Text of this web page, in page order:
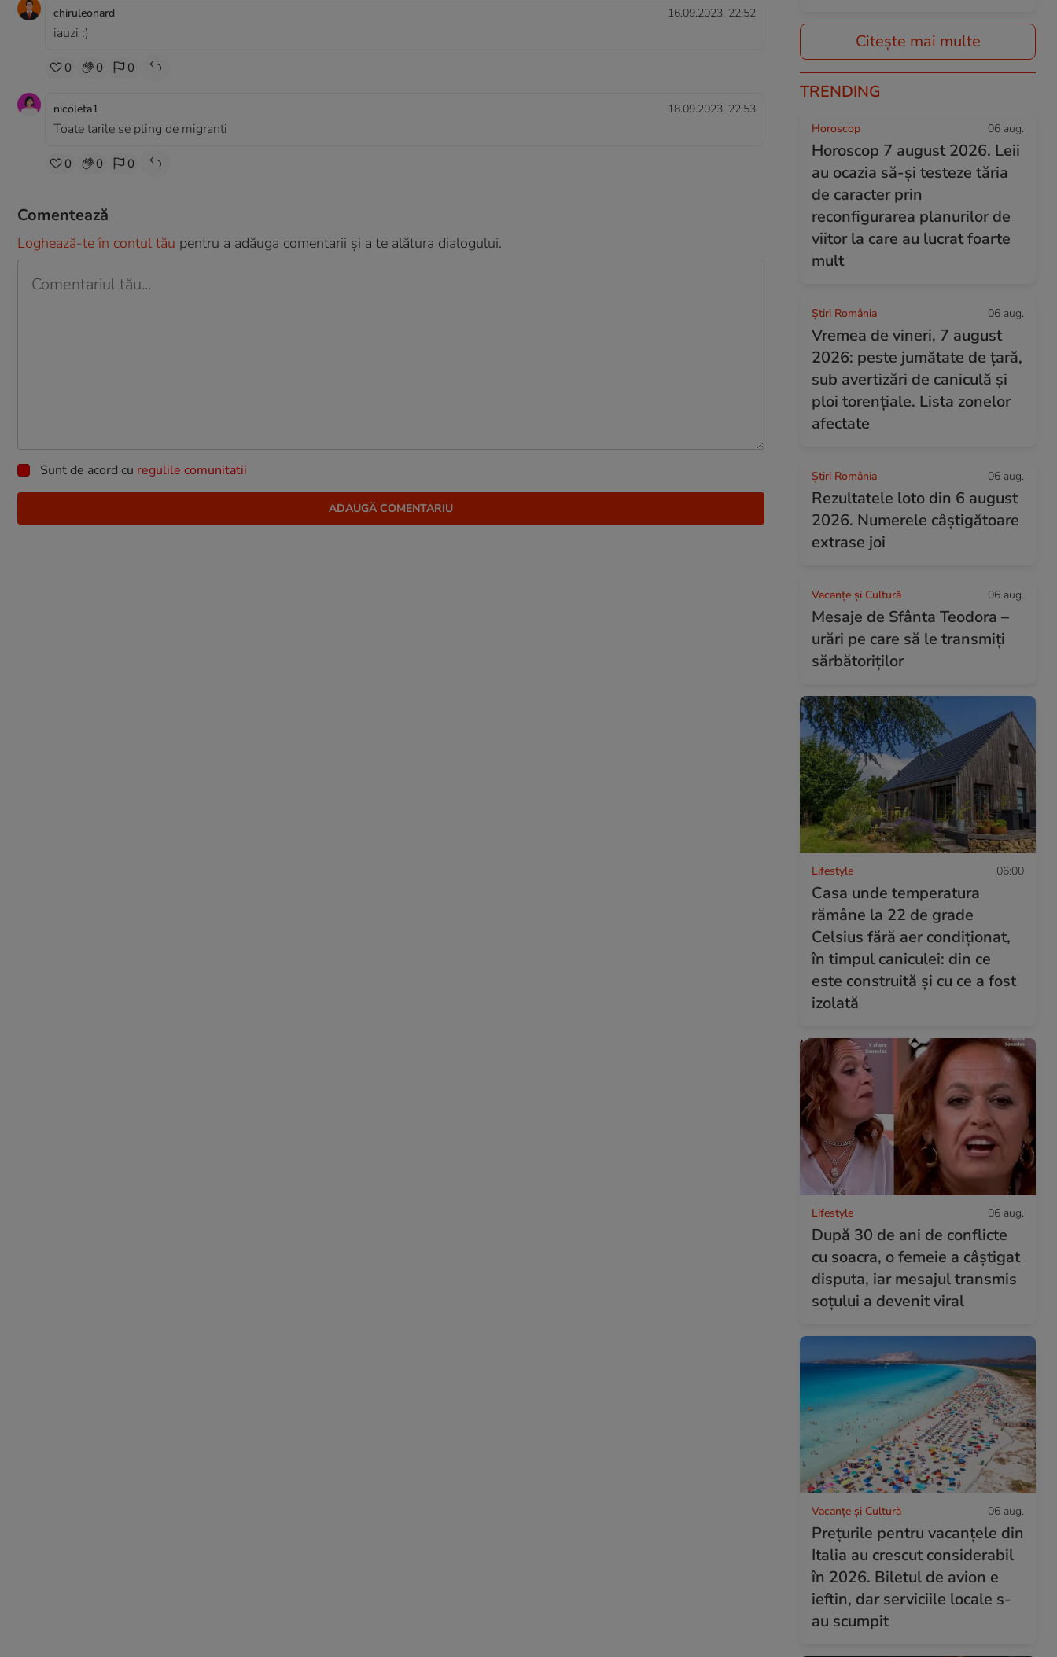
chiruleonard 16.09.2023, 22:52
iauzi :)
0 0 0
nicoleta1 18.09.2023, 22:53
Toate tarile se pling de migranti
0 0 0
Comentează
Loghează-te în contul tău pentru a adăuga comentarii și a te alătura dialogului.
Sunt de acord cu regulile comunitatii
Citește mai multe
TRENDING
Horoscop 06 aug.
Horoscop 7 august 2026. Leii
au ocazia să-și testeze tăria
de caracter prin
reconfigurarea planurilor de
viitor la care au lucrat foarte
mult
Știri România 06 aug.
Vremea de vineri, 7 august
2026: peste jumătate de țară,
sub avertizări de caniculă și
ploi torențiale. Lista zonelor
afectate
Știri România 06 aug.
Rezultatele loto din 6 august
2026. Numerele câștigătoare
extrase joi
Vacanțe și Cultură 06 aug.
Mesaje de Sfânta Teodora –
urări pe care să le transmiți
sărbătoriților
Lifestyle 06:00
Casa unde temperatura
rămâne la 22 de grade
Celsius fără aer condiționat,
în timpul caniculei: din ce
este construită și cu ce a fost
izolată
Lifestyle 06 aug.
După 30 de ani de conflicte
cu soacra, o femeie a câștigat
disputa, iar mesajul transmis
soțului a devenit viral
Vacanțe și Cultură 06 aug.
Prețurile pentru vacanțele din
Italia au crescut considerabil
în 2026. Biletul de avion e
ieftin, dar serviciile locale s-
au scumpit